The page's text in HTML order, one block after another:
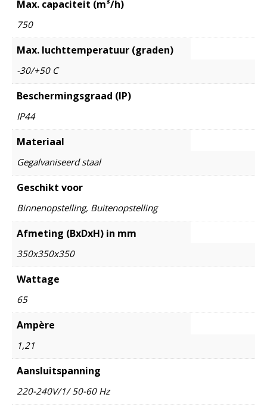
Max. capaciteit (m³/h)
750
Max. luchttemperatuur (graden)
-30/+50 C
Beschermingsgraad (IP)
IP44
Materiaal
Gegalvaniseerd staal
Geschikt voor
Binnenopstelling, Buitenopstelling
Afmeting (BxDxH) in mm
350x350x350
Wattage
65
Ampère
1,21
Aansluitspanning
220-240V/1/ 50-60 Hz